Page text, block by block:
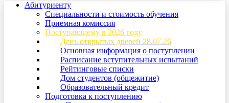
Абитуриенту
Специальности и стоимость обучения
Приемная комиссия
Поступающему в 2026 году
День открытых дверей 28.07.26
Основная информация о поступлении
Расписание вступительных испытаний
Рейтинговые списки
Дом студентов (общежитие)
Образовательный кредит
Подготовка к поступлению